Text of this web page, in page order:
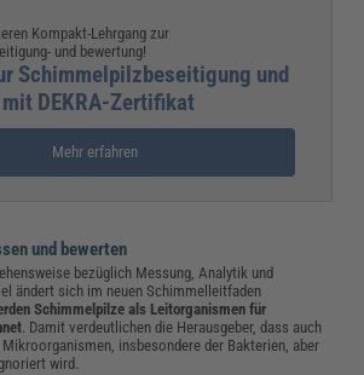
Kompakt-Lehrgang zur
und bewertung!
Schimmelpilzbeseitigung und
DEKRA-Zertifikat
Mehr erfahren
und bewerten
bezüglich Messung, Analytik und
ändert sich im neuen Schimmelleitfaden
Schimmelpilze als Leitorganismen für
. Damit verdeutlichen die Herausgeber, dass auch
insbesondere der Bakterien, aber
wird.